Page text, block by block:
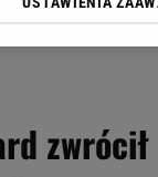
„Akceptuję”
Partnerów i
nasi Zaufani
dokładnych